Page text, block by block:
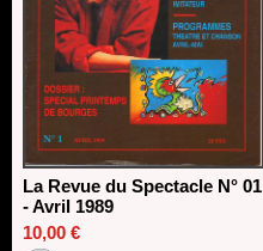
La Revue du Spectacle N° 01
- Avril 1989
10,00 €